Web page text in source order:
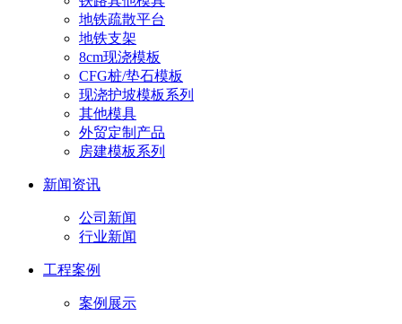
地铁疏散平台
地铁支架
8cm现浇模板
CFG桩/垫石模板
现浇护坡模板系列
其他模具
外贸定制产品
房建模板系列
新闻资讯
公司新闻
行业新闻
工程案例
案例展示